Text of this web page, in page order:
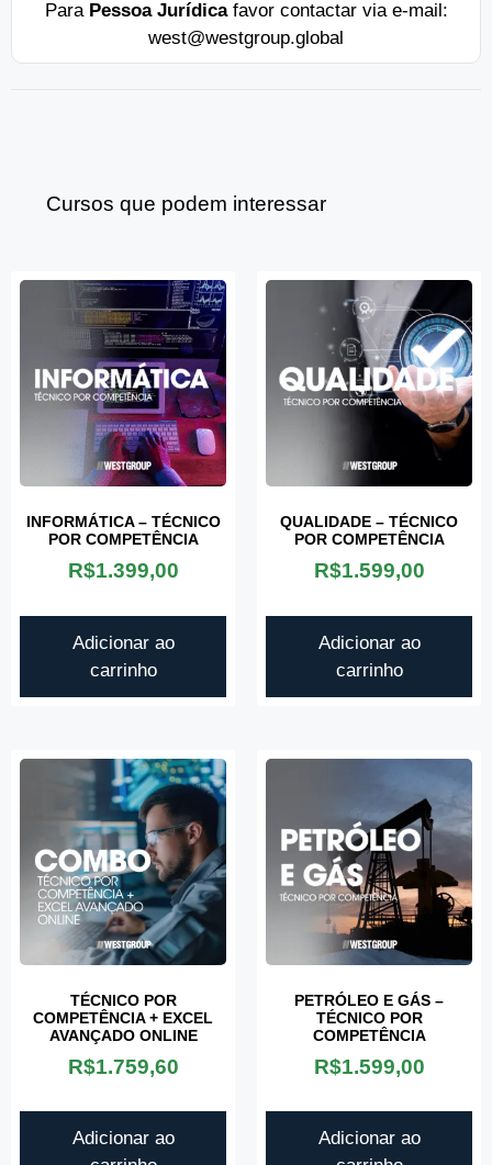
Para Pessoa Jurídicafavor contactar via e-mail:
west@westgroup.global
Cursos que podem interessar
INFORMÁTICA – TÉCNICO
POR COMPETÊNCIA
R$1.399,00
Adicionar ao
carrinho
QUALIDADE – TÉCNICO
POR COMPETÊNCIA
R$1.599,00
Adicionar ao
carrinho
TÉCNICO POR
COMPETÊNCIA + EXCEL
AVANÇADO ONLINE
R$1.759,60
Adicionar ao
PETRÓLEO E GÁS –
TÉCNICO POR
COMPETÊNCIA
R$1.599,00
Adicionar ao